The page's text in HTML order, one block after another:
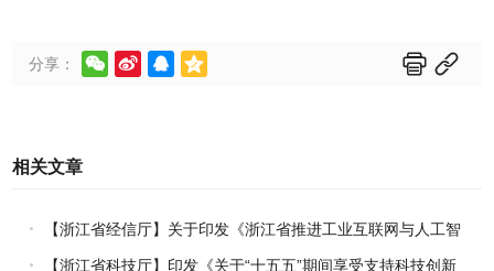
分享：      
相关文章
【浙江省经信厅】关于印发《浙江省推进工业互联网与人工智
能融合赋能行动方案》的通知
【浙江省科技厅】印发《关于“十五五”期间享受支持科技创新